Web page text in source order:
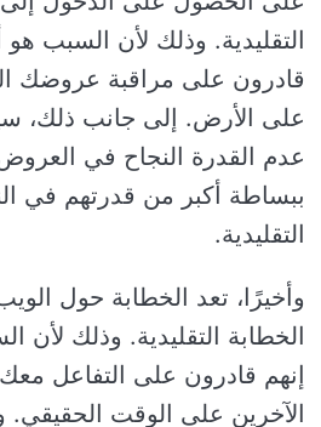
التقليدية. وذلك لأن السبب هو
قادرون على مراقبة عروضك
على الأرض. إلى جانب ذلك،
عدم القدرة النجاح في
ببساطة أكبر من قدرتهم في
التقليدية.
وأخيرًا، تعد الخطابة حول
الخطابة التقليدية. وذلك لأن
إنهم قادرون على التفاعل
الآخرين على الوقت الحقيقي.